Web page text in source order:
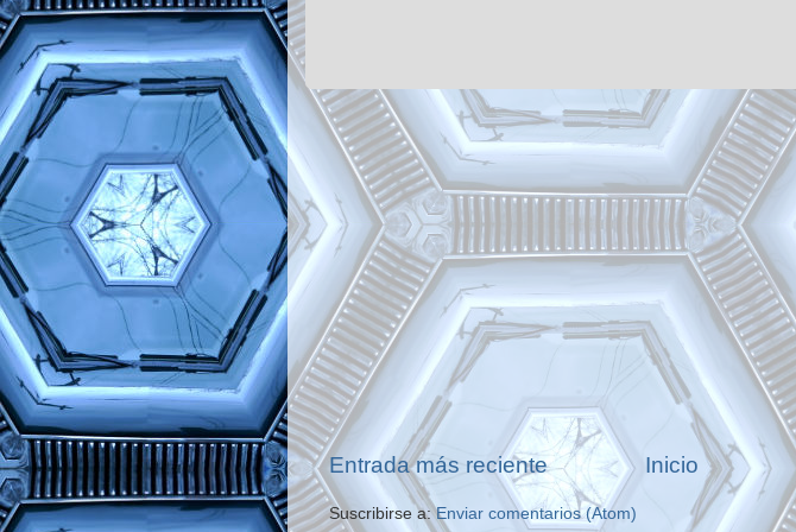
Entrada más reciente Inicio
Suscribirse a:Enviar comentarios (Atom)